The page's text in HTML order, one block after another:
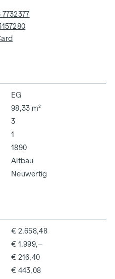
EG
98,33 m²
3
1
1890
Altbau
Neuwertig
€ 2.658,48
€ 1.999,–
€ 216,40
€ 443,08
7732377